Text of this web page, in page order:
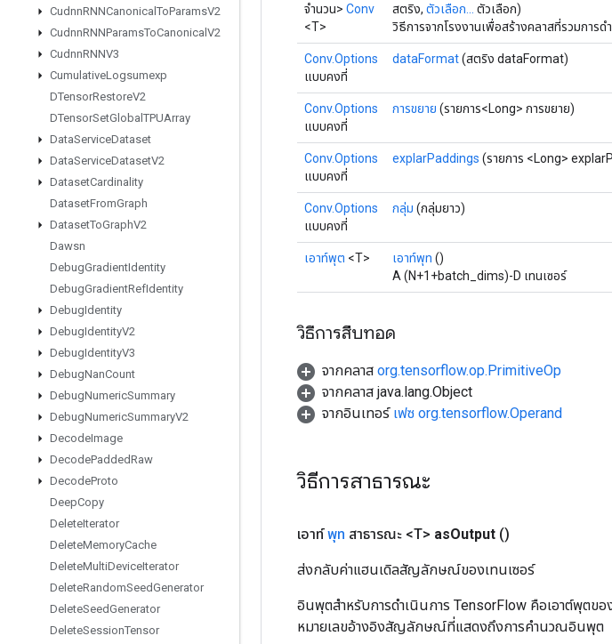
CudnnRNNCanonical ToParamsV2
CudnnRNNParamsToCanonical V2
CudnnRNNV3
CumulativeLogsumexp
DTensorRestoreV2
DTensorSetGlobal TPUArray
DataServiceDataset
DataServiceDatasetV2
DatasetCardinality
DatasetFromGraph
DatasetToGraphV2
Dawsn
DebugGradientIdentity
DebugGradientRefIdentity
DebugIdentity
DebugIdentityV2
DebugIdentityV3
DebugNanCount
DebugNumericSummary
DebugNumericSummaryV2
DecodeImage
DecodePaddedRaw
DecodeProto
DeepCopy
DeleteIterator
DeleteMemoryCache
DeleteMultiDeviceIterator
DeleteRandomSeedGenerator
DeleteSeedGenerator
DeleteSessionTensor
จำนวน> Conv
<T>
สตริง, ตัวเลือก...
ตัวเลือก)
วิธีการจากโรงงานเพื่อสร้างคลาสที่รวมการด
Conv.Options
แบบคงที่
dataFormat(สตริง dataFormat)
Conv.Options
แบบคงที่
การขยาย (รายการ<Long> การขยาย)
Conv.Options
แบบคงที่
explarPaddings (รายการ <Long>
Conv.Options
แบบคงที่
กลุ่ม (กลุ่มยาว)
เอาท์พุต <T> เอาท์พุท ()
A (N+1+batch_dims)-D เทนเซอร์
วิธีการสืบทอด
จากคลาส org.tensorflow.op.PrimitiveOp
จากคลาส java.lang.Object
จากอินเทอร์ เฟซ org.tensorflow.Operand
วิธีการสาธารณะ
เอาท์พุท สาธารณะ <T> asOutput ()
ส่งกลับค่าแฮนเดิลสัญลักษณ์ของเทนเซอร์
อินพุตสำหรับการดำเนินการ TensorFlow คือเอาต์พุตข
หมายเลขอ้างอิงสัญลักษณ์ที่แสดงถึงการคำนวณอินพุต